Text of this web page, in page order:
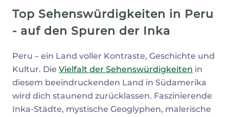
Top Sehenswürdigkeiten in Peru
- auf den Spuren der Inka
Peru – ein Land voller Kontraste, Geschichte und
Kultur. Die Vielfalt der Sehenswürdigkeiten in
diesem beeindruckenden Land in Südamerika
wird dich staunend zurücklassen. Faszinierende
Inka-Städte, mystische Geoglyphen, malerische